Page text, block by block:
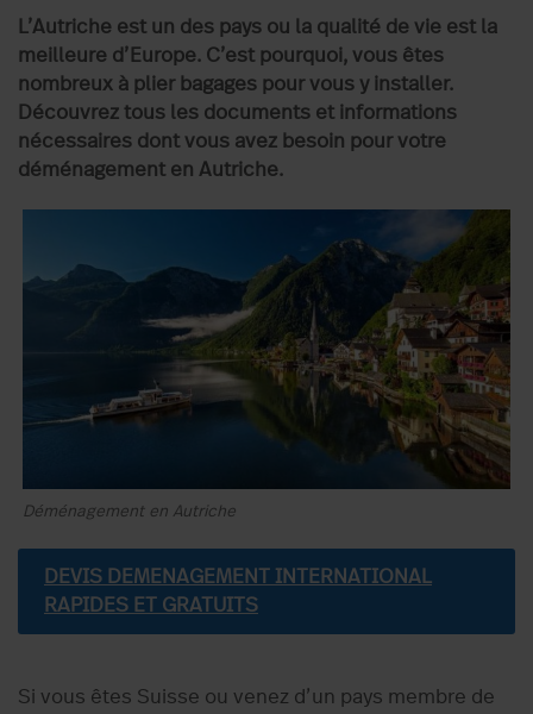
L’Autriche est un des pays ou la qualité de vie est la
meilleure d’Europe. C’est pourquoi, vous êtes
nombreux à plier bagages pour vous y installer.
Découvrez tous les documents et informations
nécessaires dont vous avez besoin pour votre
déménagement en Autriche.
Déménagement en Autriche
DEVIS DEMENAGEMENT INTERNATIONAL
RAPIDES ET GRATUITS
Si vous êtes Suisse ou venez d’un pays membre de